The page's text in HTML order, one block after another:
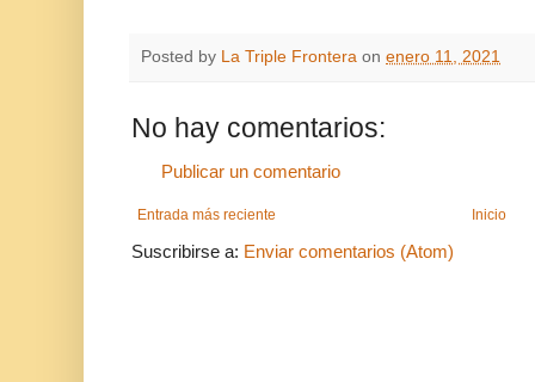
Posted by La Triple Frontera on enero 11, 2021
No hay comentarios:
Publicar un comentario
Entrada más reciente Inicio
Suscribirse a: Enviar comentarios (Atom)